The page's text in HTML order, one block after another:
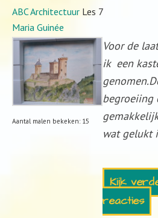
ABC Architectuur Les 7
Maria Guinée
Aantal malen bekeken: 15
Voor de
ik een
wat gelukt
Kijk
reacties